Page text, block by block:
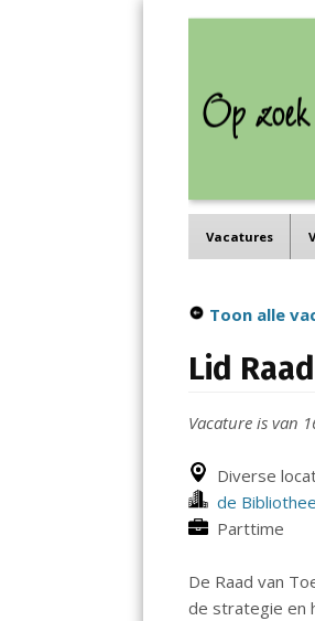
Menu
Vacatures
Toon alle
Lid
Vacature is van
Diverse
de
Parttime
De Raad van
de strategie en